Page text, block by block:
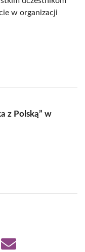
w organizacji
z Polską” w
Share